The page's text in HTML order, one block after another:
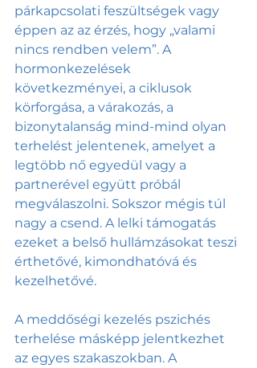
párkapcsolati feszültségek vagy
éppen az az érzés, hogy „valami
nincs rendben velem”. A
hormonkezelések
következményei, a ciklusok
körforgása, a várakozás, a
bizonytalanság mind-mind olyan
terhelést jelentenek, amelyet a
legtöbb nő egyedül vagy a
partnerével együtt próbál
megválaszolni. Sokszor mégis túl
nagy a csend. A lelki támogatás
ezeket a belső hullámzásokat teszi
érthetővé, kimondhatóvá és
kezelhetővé.
A meddőségi kezelés pszichés
terhelése másképp jelentkezhet
az egyes szakaszokban. A